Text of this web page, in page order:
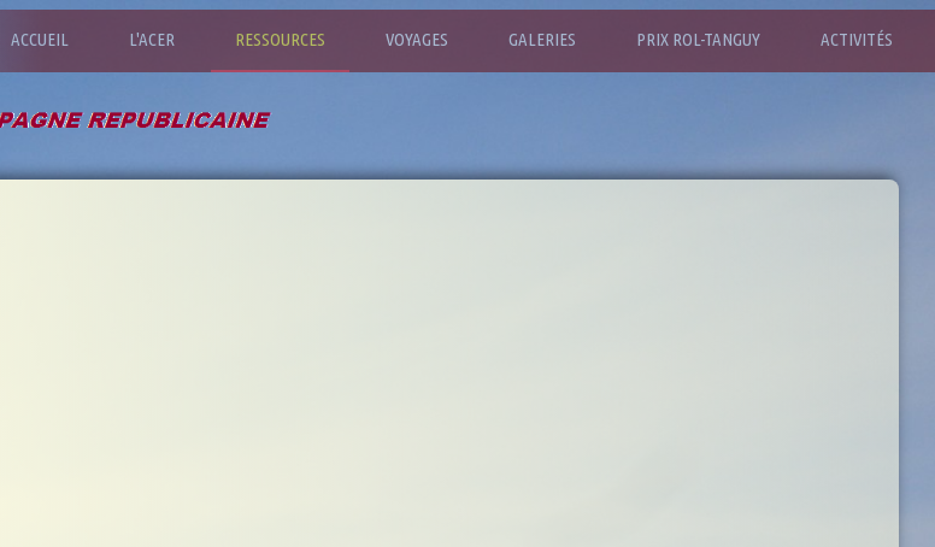
ACCUEIL L'ACER RESSOURCES VOYAGES GALERIES PRIX ROL-TANGUY ACTIVITÉS